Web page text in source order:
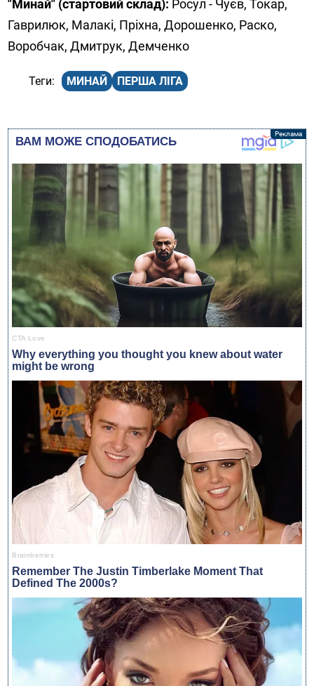
"Минай" (стартовий склад): Росул - Чуєв, Токар,
Гаврилюк, Малакі, Пріхна, Дорошенко, Раско,
Воробчак, Дмитрук, Демченко
МИНАЙ ПЕРША ЛІГА